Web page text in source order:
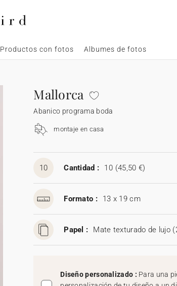
Productos con fotos Albumes de fotos
Mallorca
Abanico programa boda
montaje en casa
10 Cantidad : 10 (45,50 €)
Formato : 13 x 19 cm
Papel : Mate texturado de lujo
Diseño personalizado : Para una